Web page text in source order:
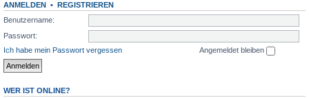
ANMELDEN • REGISTRIEREN
Benutzername:
Passwort:
Ich habe mein Passwort vergessen
Angemeldet bleiben
WER IST ONLINE?